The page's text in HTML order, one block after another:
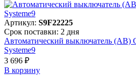
Артикул: S9F22225
Срок поставки: 2 дня
Автоматический выключатель (АВ)
Systeme9
3 696 ₽
В корзинy